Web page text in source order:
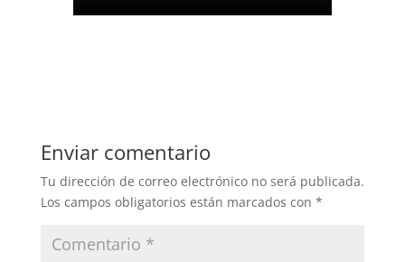
Enviar comentario
Tu dirección de correo electrónico no será publicada.
Los campos obligatorios están marcados con *